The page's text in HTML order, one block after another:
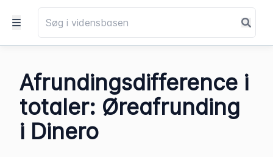
Afrundingsdifference i
totaler: Øreafrunding
i Dinero